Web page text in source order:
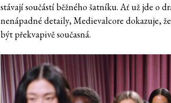
stávají součástí běžného šatníku. Ať už jde o
nenápadné detaily, Medievalcore dokazuje,
být překvapivě současná.